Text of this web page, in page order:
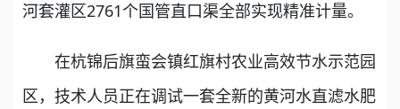
河套灌区2761个国管直口渠全部实现精准计量。
在杭锦后旗蛮会镇红旗村农业高效节水示范园
区，技术人员正在调试一套全新的黄河水直滤水肥